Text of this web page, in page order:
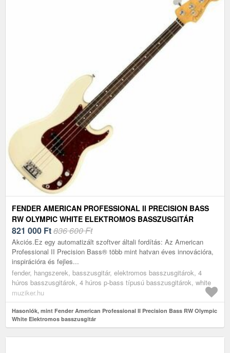
FENDER AMERICAN PROFESSIONAL II PRECISION BASS
RW OLYMPIC WHITE ELEKTROMOS BASSZUSGITÁR
821 000 Ft836 600 Ft
Akciós.Ez egy automatizált szoftver általi fordítás: Az American
Professional II Precision Bass® több mint hatvan éves innovációra,
inspirációra és fejles...
fender, hangszerek, basszusgitár, elektromos basszusgitárok, 4
húros basszusgitárok, 4 húros p-bass típusú basszusgitárok, white
muziker.hu
Hasonlók, mint Fender American Professional II Precision Bass RW Olympic
White Elektromos basszusgitár